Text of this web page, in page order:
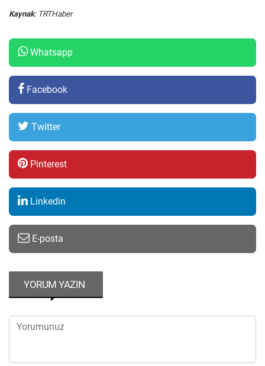
Kaynak: TRTHaber
Whatsapp
Facebook
Twitter
Pinterest
Linkedin
E-posta
YORUM YAZIN